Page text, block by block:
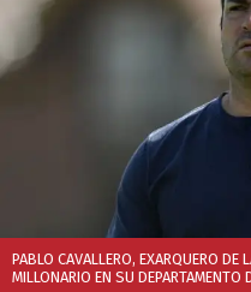
PABLO CAVALLERO, EXARQUERO DE
MILLONARIO EN SU DEPARTAMENTO